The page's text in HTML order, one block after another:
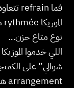
فما refrain تتعاود مرتين ما بين المقاطع الثلاثة…
نوع متاع حزن…
arrangement هو Killa Music…